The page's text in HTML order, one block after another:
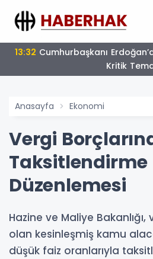
17:16 Bulgaristan’da
Anasayfa Ekonomi
Vergi
Taksitlendirme
Düzenlemesi
Hazine ve Maliye
olan kesinleşmiş kamu
düşük faiz oranlarıyla